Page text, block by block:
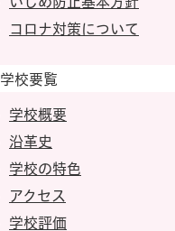
コロナ対策について
学校要覧
学校概要
沿革史
学校の特色
アクセス
学校評価